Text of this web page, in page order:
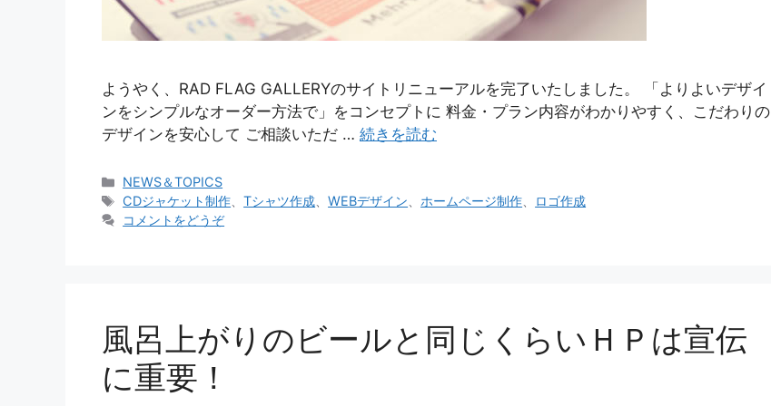
ようやく、RAD FLAG GALLERYのサイトリニューアルを完了いたしました。 「よりよいデザイ
ンをシンプルなオーダー方法で」をコンセプトに 料金・プラン内容がわかりやすく、こだわりの
デザインを安心して ご相談いただ … 続きを読む
カ
テ
ゴ
NEWS＆TOPICS
タ
グ
CDジャケット制作 、Tシャツ作成 、WEBデザイン ホームページ制作
ロゴ作成
コメントをどうぞ
風呂上がりのビールと同じくらいＨＰは宣伝
に重要！